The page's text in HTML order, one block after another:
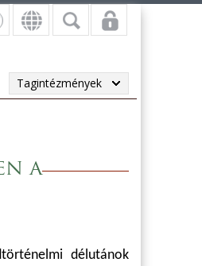
Tagintézmények
a
délutánok